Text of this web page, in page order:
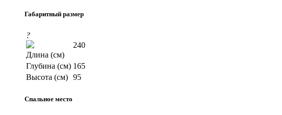
Габаритный размер
?
Длина (см)
240
Глубина (см) 165
Высота (см) 95
Спальное место